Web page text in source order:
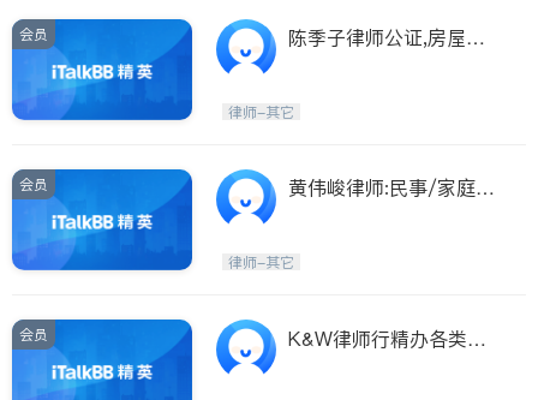
会员
陈季子律师公证,房屋生
律师-其它
会员
黄伟峻律师:民事/家庭
律师-其它
会员
K&W律师行精办各类刑